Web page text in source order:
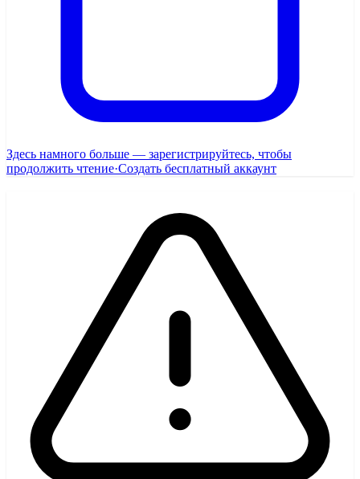
Здесь намного больше — зарегистрируйтесь, чтобы
продолжить чтение·Создать бесплатный аккаунт